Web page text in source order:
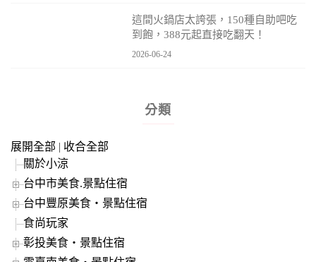
這間火鍋店太誇張，150種自助吧吃
到飽，388元起直接吃翻天！
2026-06-24
分類
展開全部 | 收合全部
關於小涼
台中市美食.景點住宿
台中豐原美食‧景點住宿
食尚玩家
彰投美食‧景點住宿